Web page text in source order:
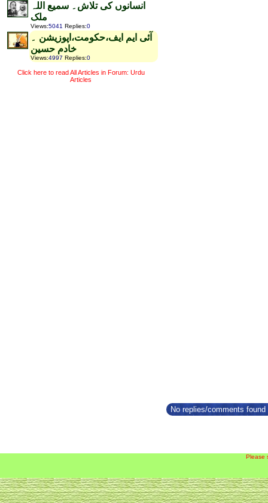
انسانوں کی تلاش۔ سمیع اللہ
ملک
Views:5041 Replies:0
آئی ایم ایف،حکومت،اپوزیشن ۔
خادم حسین
Views:4997 Replies:0
Click here to read All Articles in Forum: Urdu
Articles
No replies/comments
Please